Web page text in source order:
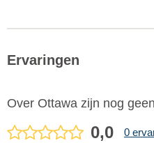
Ervaringen
Over Ottawa zijn nog
0,0 0